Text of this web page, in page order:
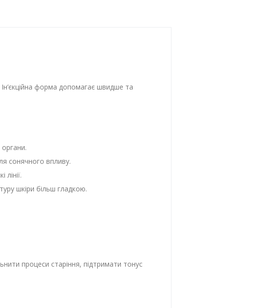
форма допомагає швидше та
органи.
сонячного впливу.
шкіри більш гладкою.
процеси старіння, підтримати тонус